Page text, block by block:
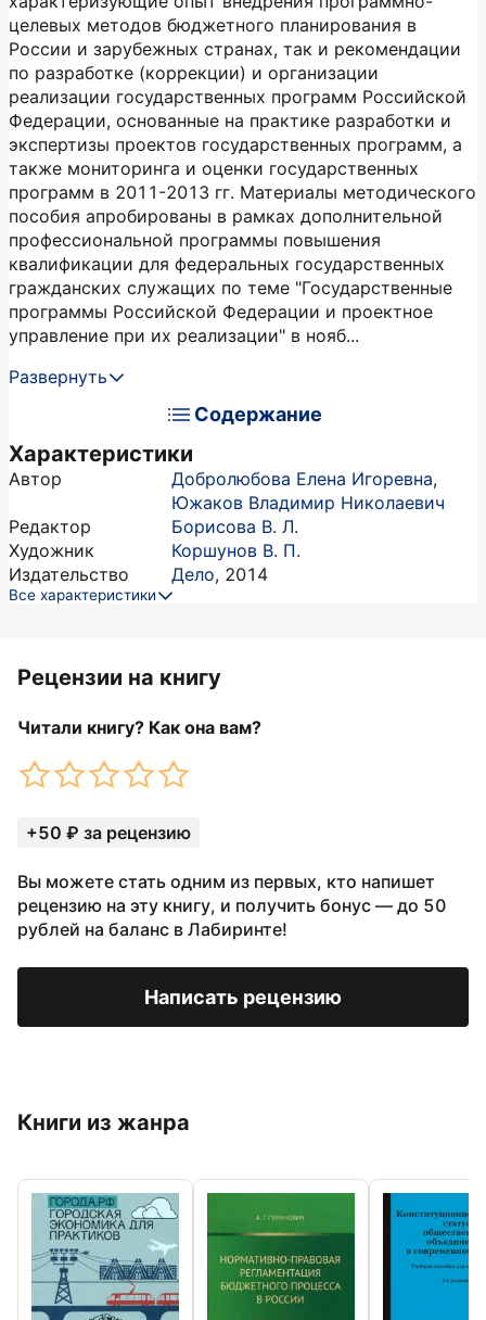
целевых методов бюджетного планирования в
России и зарубежных странах, так и рекомендации
по разработке (коррекции) и организации
реализации государственных программ Российской
Федерации, основанные на практике разработки и
экспертизы проектов государственных программ, а
также мониторинга и оценки государственных
программ в 2011-2013 гг. Материалы методического
пособия апробированы в рамках дополнительной
профессиональной программы повышения
квалификации для федеральных государственных
гражданских служащих по теме "Государственные
программы Российской Федерации и проектное
управление при их реализации" в нояб...
Развернуть
Содержание
Характеристики
Автор Добролюбова Елена Игоревна,
Южаков Владимир Николаевич
Редактор
Борисова В. Л.
Художник
Коршунов В. П.
Издательство
Дело, 2014
Все характеристики
Рецензии на книгу
Читали книгу? Как она вам?
+50 ₽ за рецензию
Вы можете стать одним из первых, кто напишет
рецензию на эту книгу, и получить бонус — до 50
рублей на баланс в Лабиринте!
Написать рецензию
Книги из жанра